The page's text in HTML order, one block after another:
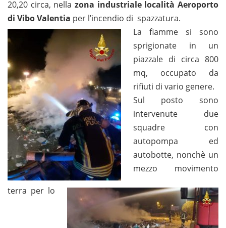
20,20 circa, nella zona industriale località Aeroporto
di Vibo Valentia per l’incendio di spazzatura.
La fiamme si sono
sprigionate in un
piazzale di circa 800
mq, occupato da
rifiuti di vario genere.
Sul posto sono
intervenute due
squadre con
autopompa ed
autobotte, nonchè un
mezzo movimento
terra per lo